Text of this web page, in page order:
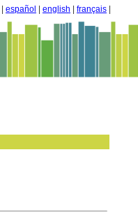
español english français